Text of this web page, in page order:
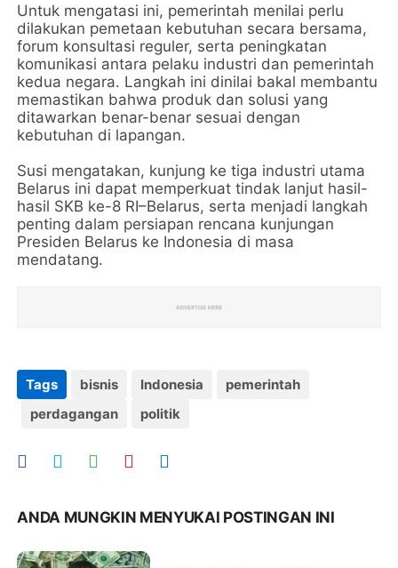
Untuk mengatasi ini, pemerintah menilai perlu
dilakukan pemetaan kebutuhan secara bersama,
forum konsultasi reguler, serta peningkatan
komunikasi antara pelaku industri dan pemerintah
kedua negara. Langkah ini dinilai bakal membantu
memastikan bahwa produk dan solusi yang
ditawarkan benar-benar sesuai dengan
kebutuhan di lapangan.
Susi mengatakan, kunjung ke tiga industri utama
Belarus ini dapat memperkuat tindak lanjut hasil-
hasil SKB ke-8 RI–Belarus, serta menjadi langkah
penting dalam persiapan rencana kunjungan
Presiden Belarus ke Indonesia di masa
mendatang.
Tags bisnis Indonesia
pemerintah
perdagangan
politik
ANDA MUNGKIN MENYUKAI POSTINGAN INI